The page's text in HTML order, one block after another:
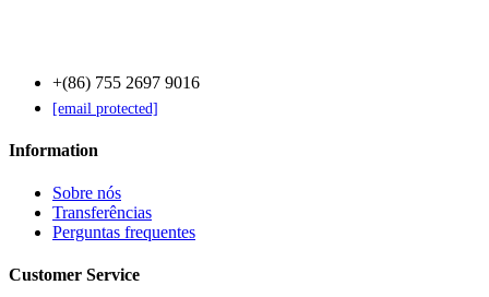
+(86) 755 2697 9016
[email protected]
Information
Sobre nós
Transferências
Perguntas frequentes
Customer Service